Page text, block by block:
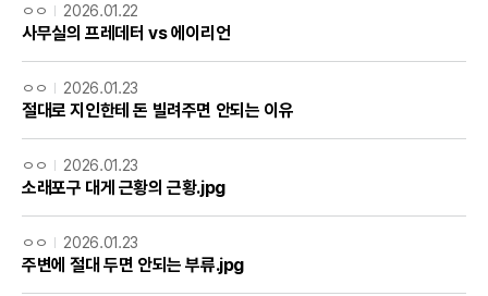
ㅇㅇ 2026.01.22
사무실의 프레데터 vs 에이리언
ㅇㅇ 2026.01.23
절대로 지인한테 돈 빌려주면 안되는 이유
ㅇㅇ 2026.01.23
소래포구 대게 근황의 근황.jpg
ㅇㅇ 2026.01.23
주변에 절대 두면 안되는 부류.jpg